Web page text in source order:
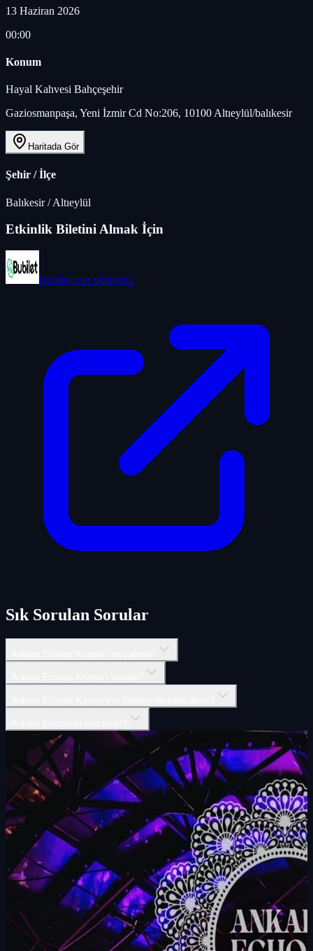
13 Haziran 2026
00:00
Konum
Hayal Kahvesi Bahçeşehir
Gaziosmanpaşa, Yeni İzmir Cd No:206, 10100 Altıeylül/balıkesir
Haritada Gör
Şehir / İlçe
Balıkesir/Altıeylül
Etkinlik Biletini Almak İçin
Bubilet için tıklayınız
Sık Sorulan Sorular